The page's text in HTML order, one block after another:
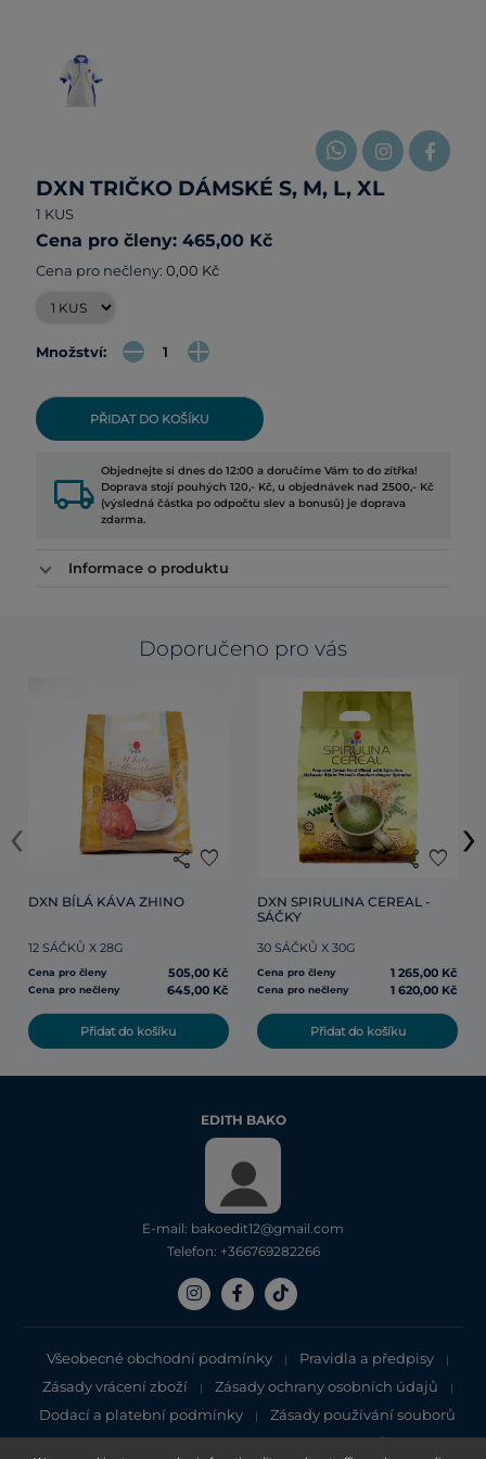
DXN TRIČKO DÁMSKÉ S, M, L, XL
1 KUS
Cena pro členy: 465,00 Kč
Cena pro nečleny: 0,00 Kč
Množství:
PŘIDAT DO KOŠÍKU
local_shipping Objednejte si dnes do 12:00 a doručíme Vám to do zítřka!
Doprava stojí pouhých 120,- Kč, u objednávek nad 2500,- Kč
(výsledná částka po odpočtu slev a bonusů) je doprava
zdarma.
Informace o produktu
Doporučeno pro vás
share favorite
DXN BÍLÁ KÁVA ZHINO
12 SÁČKŮ X 28G
Cena pro členy 505,00 Kč
Cena pro nečleny 645,00 Kč
Přidat do košíku
share favorite
DXN SPIRULINA CEREAL -
SÁČKY
30 SÁČKŮ X 30G
Cena pro členy 1 265,00 Kč
Cena pro nečleny 1 620,00 Kč
Přidat do košíku
‹ ›
EDITH BAKO
E-mail: bakoedit12@gmail.com
Telefon: +366769282266
Všeobecné obchodní podmínky | Pravidla a předpisy |
Zásady vrácení zboží | Zásady ochrany osobních údajů |
Dodací a platební podmínky |
Zásady používání souborů
cookie
Zásady ochrany osobních údajů